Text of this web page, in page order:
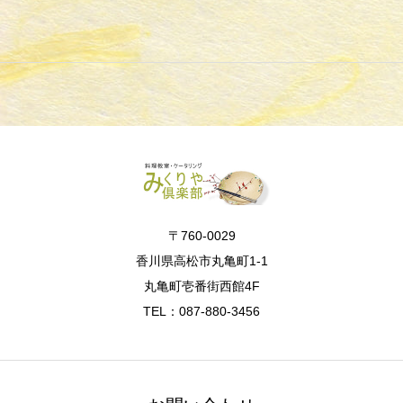
〒760-0029
香川県高松市丸亀町1-1
丸亀町壱番街西館4F
TEL：087-880-3456